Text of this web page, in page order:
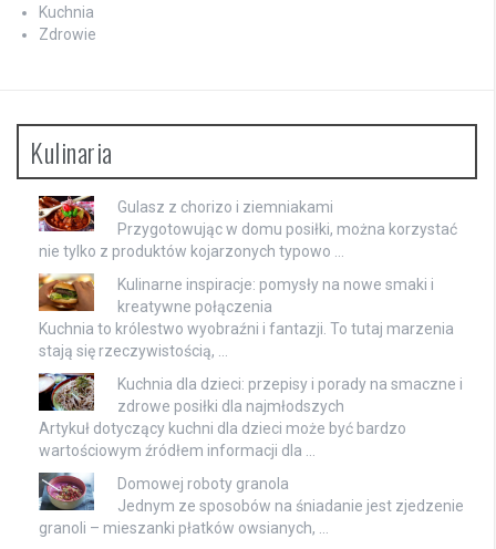
Kuchnia
Zdrowie
Kulinaria
Gulasz z chorizo i ziemniakami
Przygotowując w domu posiłki, można korzystać
nie tylko z produktów kojarzonych typowo …
Kulinarne inspiracje: pomysły na nowe smaki i
kreatywne połączenia
Kuchnia to królestwo wyobraźni i fantazji. To tutaj marzenia
stają się rzeczywistością, …
Kuchnia dla dzieci: przepisy i porady na smaczne i
zdrowe posiłki dla najmłodszych
Artykuł dotyczący kuchni dla dzieci może być bardzo
wartościowym źródłem informacji dla …
Domowej roboty granola
Jednym ze sposobów na śniadanie jest zjedzenie
granoli – mieszanki płatków owsianych, …